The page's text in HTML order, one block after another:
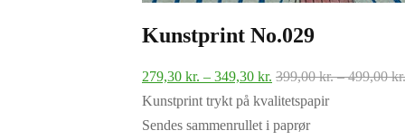
Kunstprint No.029
279,30 kr. – 349,30 kr. Prisinterval:
279,30 kr.
til
399,00kr. – 499,00kr.
Kunstprint trykt på kvalitetspapir
Sendes sammenrullet i paprør